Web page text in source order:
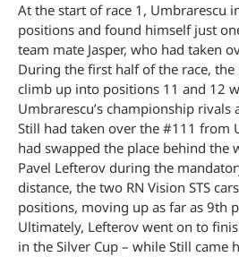
At the start of race 1, Umbrarescu
positions and found himself just
team mate Jasper, who had taken
During the first half of the race,
climb up into positions 11 and 12
Umbrarescu’s championship rivals
Still had taken over the #111 from
had swapped the place behind the
Pavel Lefterov during the
distance, the two RN Vision STS
positions, moving up as far as 9th
Ultimately, Lefterov went on to
in the Silver Cup – while Still came